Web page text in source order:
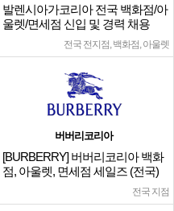
발렌시아가코리아 전국 백화점/아
울렛/면세점 신입 및 경력 채용
전국 전지점, 백화점, 아울렛
버버리코리아
[BURBERRY] 버버리코리아 백화
점, 아울렛, 면세점 세일즈 (전국)
전국 지점